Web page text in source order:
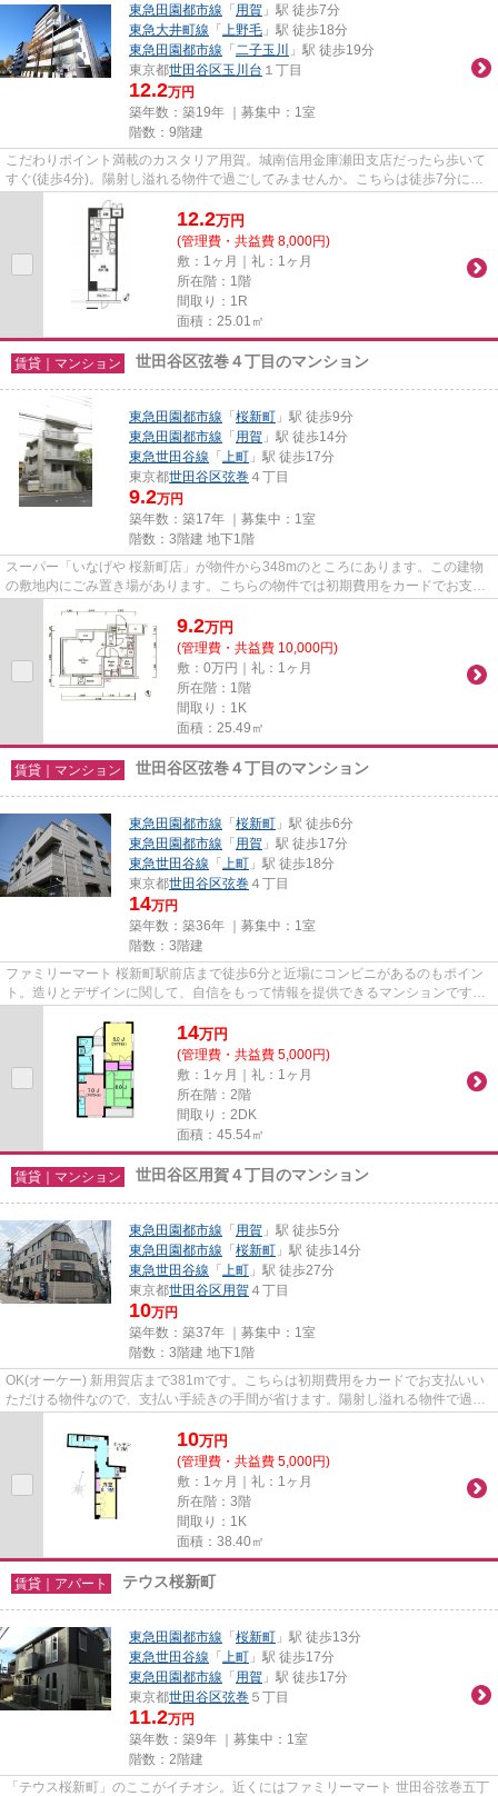
東急田園都市線 「用賀 」駅 徒歩7分
東急大井町線 「 上野毛 」駅 徒歩18分
東急田園都市線 「二子玉川
」駅 徒歩19分
東京都世田谷区玉川台 １丁目
12.2万円
築年数：築19年 ｜募集中： 1室
階数：9階建
こだわりポイント満載のカスタリア用賀。城南信用金庫瀬田支店だったら歩いて
すぐ(徒歩4分)。陽射し溢れる物件で過ごしてみませんか。こちらは徒歩7分に立
地する物件です。お電話でハ...
12.2万円
(管理費・共益費 8,000円)
敷：1ヶ月｜礼：1ヶ月
所在階：1階
間取り：1R
面積：25.01㎡
賃貸｜マンション 世田谷区弦巻４丁目のマンション
東急田園都市線 「桜新町 」駅 徒歩9分
東急田園都市線 「用賀 」駅 徒歩14分
東急世田谷線 「 上町 」駅 徒歩17分
東京都世田谷区弦巻 ４丁目
9.2万円
築年数：築17年 ｜募集中： 1室
階数：3階建 地下1階
スーパー「いなげや 桜新町店」が物件から348mのところにあります。この建物
の敷地内にごみ置き場があります。こちらの物件では初期費用をカードでお支払
いいただけます。こだわりの条...
9.2万円
(管理費・共益費 10,000円)
敷：0万円｜礼：1ヶ月
所在階：1階
間取り：1K
面積：25.49㎡
賃貸｜マンション 世田谷区弦巻４丁目のマンション
東急田園都市線 「桜新町 」駅 徒歩6分
東急田園都市線 「用賀 」駅 徒歩17分
東急世田谷線 「 上町 」駅 徒歩18分
東京都世田谷区弦巻 ４丁目
14万円
築年数：築36年 ｜募集中： 1室
階数：3階建
ファミリーマート 桜新町駅前店まで徒歩6分と近場にコンビニがあるのもポイン
ト。造りとデザインに関して、自信をもって情報を提供できるマンションです。
駅から徒歩6分のマンションで...
14万円
(管理費・共益費 5,000円)
敷：1ヶ月｜礼：1ヶ月
所在階：2階
間取り：2DK
面積：45.54㎡
賃貸｜マンション 世田谷区用賀４丁目のマンション
東急田園都市線 「用賀 」駅 徒歩5分
東急田園都市線 「桜新町 」駅 徒歩14分
東急世田谷線 「 上町 」駅 徒歩27分
東京都世田谷区用賀 ４丁目
10万円
築年数：築37年 ｜募集中： 1室
階数：3階建 地下1階
OK(オーケー) 新用賀店まで381mです。こちらは初期費用をカードでお支払いい
ただける物件なので、支払い手続きの手間が省けます。陽射し溢れる物件で過ご
してみませんか。造りとデザイ...
10万円
(管理費・共益費 5,000円)
敷：1ヶ月｜礼：1ヶ月
所在階：3階
間取り：1K
面積：38.40㎡
賃貸｜アパート テウス桜新町
東急田園都市線 「桜新町 」駅 徒歩13分
東急世田谷線 「 上町 」駅 徒歩17分
東急田園都市線 「用賀 」駅 徒歩17分
東京都世田谷区弦巻 ５丁目
11.2万円
築年数：築9年 ｜募集中： 1室
階数：2階建
「テウス桜新町」のここがイチオシ。近くにはファミリーマート 世田谷弦巻五丁